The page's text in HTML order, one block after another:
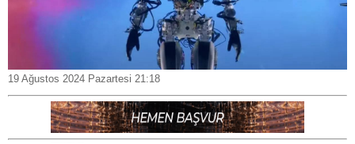
19 Ağustos 2024 Pazartesi 21:18